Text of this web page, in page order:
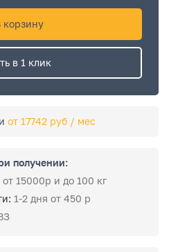
корзину
в 1 клик
от 17742 руб / мес
получении:
от 15000р и до 100 кг
1-2 дня от 450 р